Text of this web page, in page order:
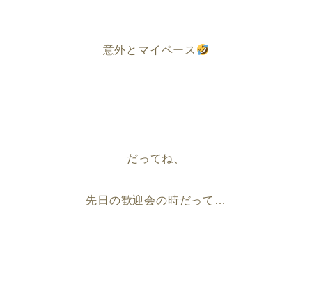
意外とマイペース
だってね、
先日の歓迎会の時だって…